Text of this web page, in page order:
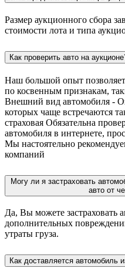
Размер аукционного сбора
стоимости лота и типа
Как проверить авто на
Наш большой опыт
по косвенным признакам,
Внешний вид автомобиля -
которых чаще встречаются
страховая Обязательна
автомобиля в интернете,
Мы настоятельно
компаний
Могу ли я застраховать
авто от
Да, Вы можете застраховать
дополнительных
утраты груза.
Как доставляется автомобиль